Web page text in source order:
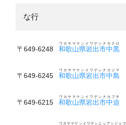
な行
〒649-6248 和歌山県岩出市中黒
ワカヤマケンイワデシナカクロ
〒649-6245 和歌山県岩出市中島
ワカヤマケンイワデシナカジマ
〒649-6215 和歌山県岩出市中迫
ワカヤマケンイワデシナカブサ
ワカヤマケンイワデシニシアンジョウ